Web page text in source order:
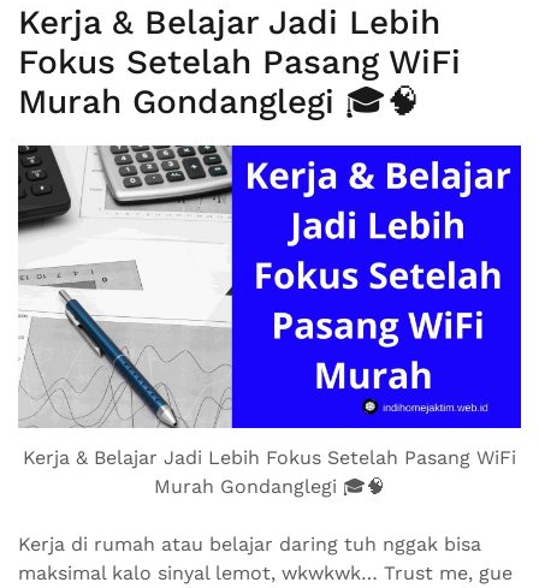
Kerja & Belajar Jadi Lebih
Fokus Setelah Pasang WiFi
Murah Gondanglegi 🎓🧠
Kerja & Belajar Jadi Lebih Fokus Setelah Pasang WiFi
Murah Gondanglegi 🎓🧠
Kerja di rumah atau belajar daring tuh nggak bisa
maksimal kalo sinyal lemot, wkwkwk… Trust me, gue